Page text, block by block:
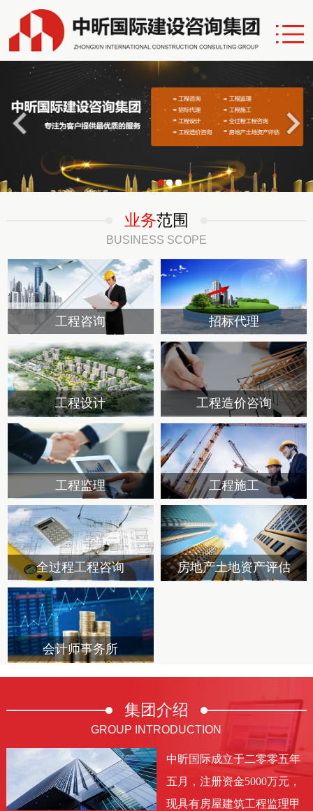
业务范围
BUSINESS SCOPE
工程咨询 招标代理
工程设计 工程造价咨询
工程监理 工程施工
全过程工程咨询 房地产土地资产评估
会计师事务所
集团介绍
GROUP INTRODUCTION
中昕国际成立于二零零五年
五月，注册资金5000万元，
现具有房屋建筑工程监理甲